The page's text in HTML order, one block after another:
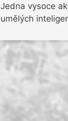
Jedna vysoce
umělých